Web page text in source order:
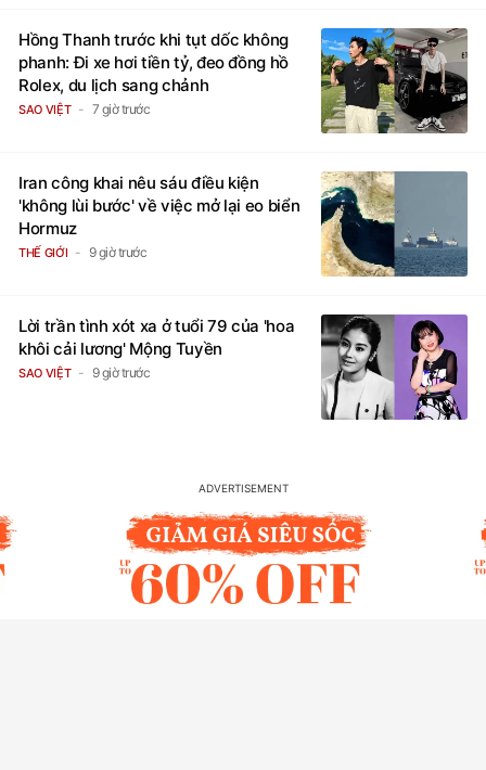
Hồng Thanh trước khi tụt dốc không
phanh: Đi xe hơi tiền tỷ, đeo đồng hồ
Rolex, du lịch sang chảnh
SAO VIỆT 7 giờ trước
Iran công khai nêu sáu điều kiện
'không lùi bước' về việc mở lại eo biển
Hormuz
THẾ GIỚI 9 giờ trước
Lời trần tình xót xa ở tuổi 79 của 'hoa
khôi cải lương' Mộng Tuyền
SAO VIỆT 9 giờ trước